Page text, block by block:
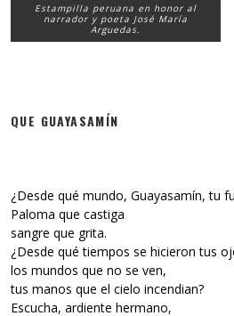
Estampilla peruana en honor al
narrador y poeta José María
Arguedas.
QUE GUAYASAMÍN
¿Desde qué mundo, Guayasamín, tu
Paloma que castiga
sangre que grita.
¿Desde qué tiempos se hicieron tus
los mundos que no se ven,
tus manos que el cielo incendian?
Escucha, ardiente hermano,